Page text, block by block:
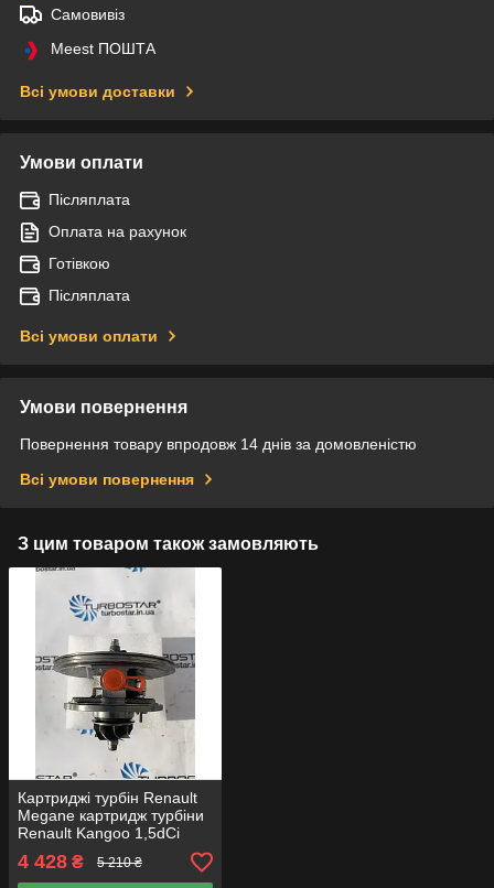
Самовивіз
Meest ПОШТА
Всі умови доставки
Умови оплати
Післяплата
Оплата на рахунок
Готівкою
Післяплата
Всі умови оплати
Умови повернення
Повернення товару впродовж 14 днів за домовленістю
Всі умови повернення
З цим товаром також замовляють
Картриджі турбін Renault
Megane картридж турбіни
Renault Kangoo 1,5dCi
543997000027
54399700002
4 428 ₴ 5 210 ₴